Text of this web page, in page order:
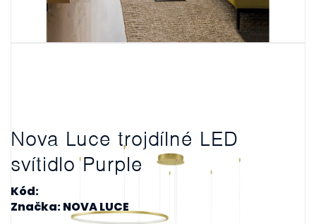
Nova Luce trojdílné LED
svítidlo Purple
Kód:
Značka: NOVA LUCE